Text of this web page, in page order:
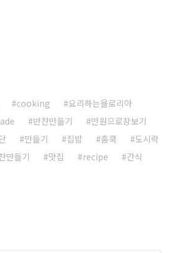
보내봐..
cooking
요리하는욜로리아
반찬만들기
만원으로장보기
만들기 집밥 홈쿡
도시락
만들기 맛집 recipe
간식